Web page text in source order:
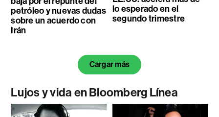
petróleo y nuevas dudas
sobre un acuerdo con
Irán
lo esperado en el
segundo trimestre
Cargar más
Lujos y vida en Bloomberg Línea